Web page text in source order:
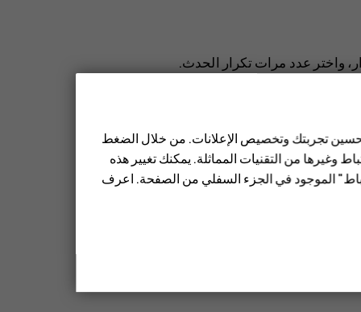
، واختر عدد مرات تكرار الحدث.
بتعديل التفاصيل.
تحسين تجربتك وتخصيص الإعلانات. من خلال الضغط
وغيرها من التقنيات المماثلة. يمكنك تغيير هذه
الموجود في الجزء السفلي من الصفحة. اعرف